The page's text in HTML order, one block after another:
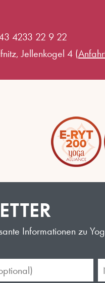
4233 22 9 22
Jellenkogel 4 (
Informationen zu